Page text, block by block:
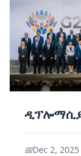
📅Dec 2, 2025